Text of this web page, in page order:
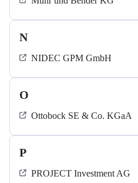
N
NIDEC GPM GmbH
O
Ottobock SE & Co. KGaA
P
PROJECT Investment AG